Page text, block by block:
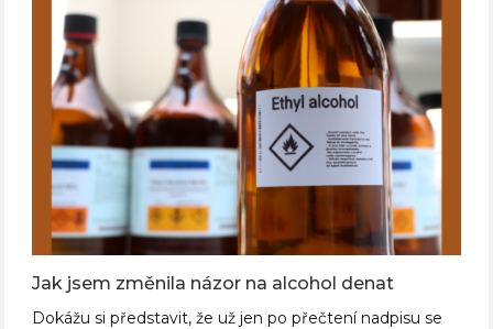
Jak jsem změnila názor na alcohol denat
Dokážu si představit, že už jen po přečtení nadpisu se